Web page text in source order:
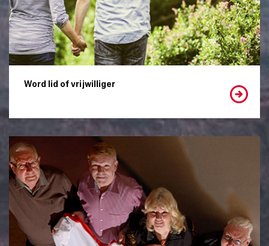
Word lid of vrijwilliger